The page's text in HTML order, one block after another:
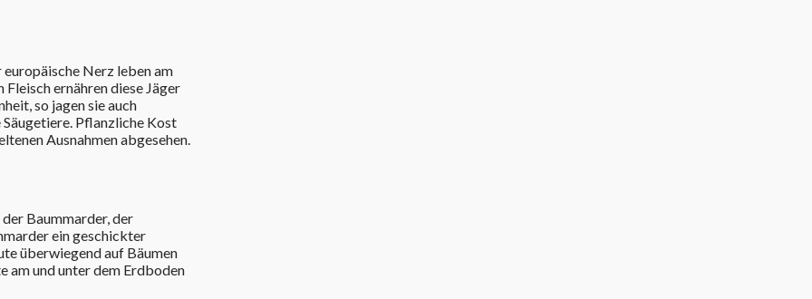
Nerz leben am
ernähren diese Jäger
so jagen sie auch
Pflanzliche Kost
Ausnahmen abgesehen.
Baummarder, der
ein geschickter
überwiegend auf Bäumen
am und unter dem Erdboden